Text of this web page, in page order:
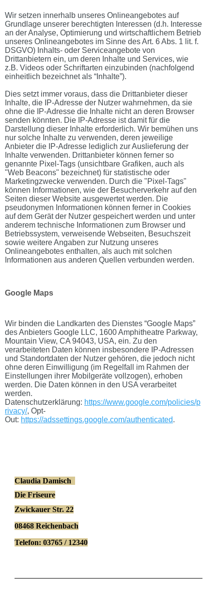
Wir setzen innerhalb unseres Onlineangebotes auf
Grundlage unserer berechtigten Interessen (d.h. Interesse
an der Analyse, Optimierung und wirtschaftlichem Betrieb
unseres Onlineangebotes im Sinne des Art. 6 Abs. 1 lit. f.
DSGVO) Inhalts- oder Serviceangebote von
Drittanbietern ein, um deren Inhalte und Services, wie
z.B. Videos oder Schriftarten einzubinden (nachfolgend
einheitlich bezeichnet als “Inhalte”).
Dies setzt immer voraus, dass die Drittanbieter dieser
Inhalte, die IP-Adresse der Nutzer wahrnehmen, da sie
ohne die IP-Adresse die Inhalte nicht an deren Browser
senden könnten. Die IP-Adresse ist damit für die
Darstellung dieser Inhalte erforderlich. Wir bemühen uns
nur solche Inhalte zu verwenden, deren jeweilige
Anbieter die IP-Adresse lediglich zur Auslieferung der
Inhalte verwenden. Drittanbieter können ferner so
genannte Pixel-Tags (unsichtbare Grafiken, auch als
"Web Beacons" bezeichnet) für statistische oder
Marketingzwecke verwenden. Durch die "Pixel-Tags"
können Informationen, wie der Besucherverkehr auf den
Seiten dieser Website ausgewertet werden. Die
pseudonymen Informationen können ferner in Cookies
auf dem Gerät der Nutzer gespeichert werden und unter
anderem technische Informationen zum Browser und
Betriebssystem, verweisende Webseiten, Besuchszeit
sowie weitere Angaben zur Nutzung unseres
Onlineangebotes enthalten, als auch mit solchen
Informationen aus anderen Quellen verbunden werden.
Google Maps
Wir binden die Landkarten des Dienstes “Google Maps”
des Anbieters Google LLC, 1600 Amphitheatre Parkway,
Mountain View, CA 94043, USA, ein. Zu den
verarbeiteten Daten können insbesondere IP-Adressen
und Standortdaten der Nutzer gehören, die jedoch nicht
ohne deren Einwilligung (im Regelfall im Rahmen der
Einstellungen ihrer Mobilgeräte vollzogen), erhoben
werden. Die Daten können in den USA verarbeitet
werden.
Datenschutzerklärung: https://www.google.com/policies/p
rivacy/, Opt-
Out: https://adssettings.google.com/authenticated.
Claudia Damisch
Die Friseure
Zwickauer Str. 22
08468 Reichenbach
Telefon: 03765 / 12340